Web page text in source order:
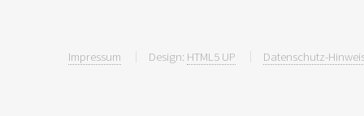
Impressum Design: HTML5 UP Datenschutz-